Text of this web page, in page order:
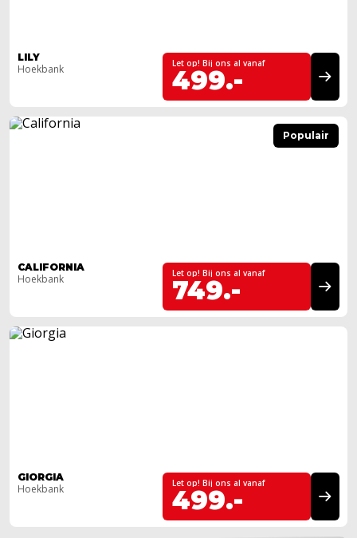
LILY
Hoekbank Let op! Bij ons al vanaf
499.-
Populair
CALIFORNIA
Hoekbank Let op! Bij ons al vanaf
749.-
GIORGIA
Hoekbank Let op! Bij ons al vanaf
499.-